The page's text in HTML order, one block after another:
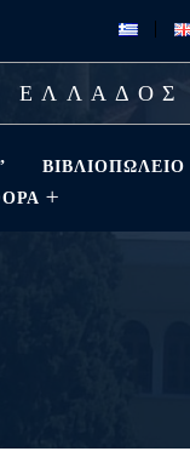
ΕΛΛΑΔΟΣ
ΒΙΒΛΙΟΠΩΛΕΊΟ